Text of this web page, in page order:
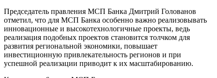
Председатель правления МСП Банка Дмитрий Голованов
отметил, что для МСП Банка особенно важно реализовывать
инновационные и высокотехнологичные проекты, ведь
реализация подобных проектов становится толчком для
развития региональной экономики, повышает
инвестиционную привлекательность регионов и при
успешной реализации приводит к их масштабированию.